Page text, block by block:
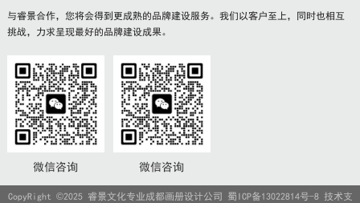
与睿景合作，您将会得到更成熟的品牌建设服务。我们以客户至上，同时也相互
挑战，力求呈现最好的品牌建设成果。
微信咨询 微信咨询
CopyRight ©2025 睿景文化专业成都画册设计公司 蜀ICP备13022814号-8技术支